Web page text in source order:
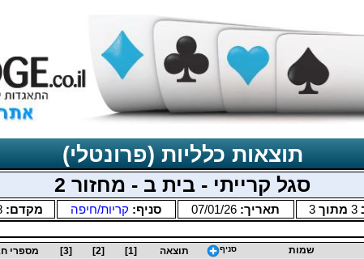
תוצאות כלליות (פרונטלי)
סגל קרייתי - בית ב - מחזור 2
3 מתוך3 תאריך: 07/01/26 סניף: קריות/חיפה מקדם:
שמות סניף תוצאה [1]
[2]
[3] מספרי